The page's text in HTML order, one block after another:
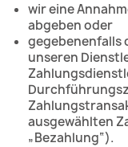
wir eine
abgeben oder
gegebenenfalls
unseren
ausgewählten
„Bezahlung“).